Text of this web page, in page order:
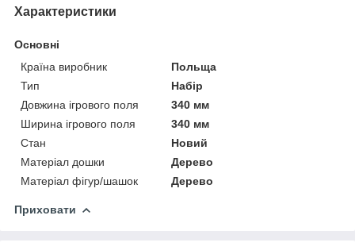
Характеристики
Основні
Країна виробник
Польща
Тип
Набір
Довжина ігрового поля
340 мм
Ширина ігрового поля
340 мм
Стан
Новий
Матеріал дошки
Дерево
Матеріал фігур/шашок
Дерево
Приховати